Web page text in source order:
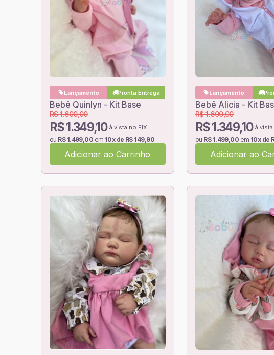
Lançamento Pronta Entrega
Bebê Quinlyn - Kit Base
R$ 1.349,10 à vista no PIX
R$ 1.600,00
ou R$ 1.499,00 em 10x de R$ 149,90
Adicionar ao Carrinho
Lançamento
Bebê Alicia - Kit
R$ 1.349,10 à vista
R$ 1.600,00
ou R$ 1.499,00 em 10x de
Adicionar ao